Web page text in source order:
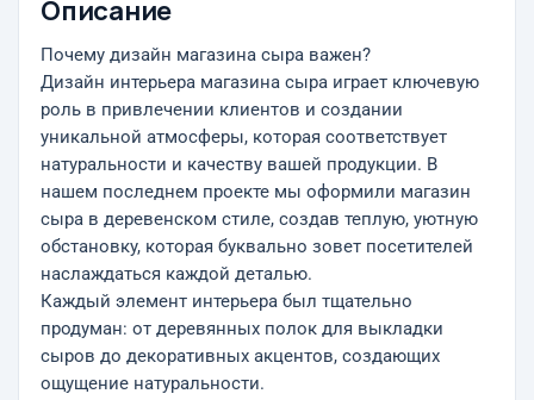
Описание
Почему дизайн магазина сыра важен?
Дизайн интерьера магазина сыра играет ключевую
роль в привлечении клиентов и создании
уникальной атмосферы, которая соответствует
натуральности и качеству вашей продукции. В
нашем последнем проекте мы оформили магазин
сыра в деревенском стиле, создав теплую, уютную
обстановку, которая буквально зовет посетителей
наслаждаться каждой деталью.
Каждый элемент интерьера был тщательно
продуман: от деревянных полок для выкладки
сыров до декоративных акцентов, создающих
ощущение натуральности.